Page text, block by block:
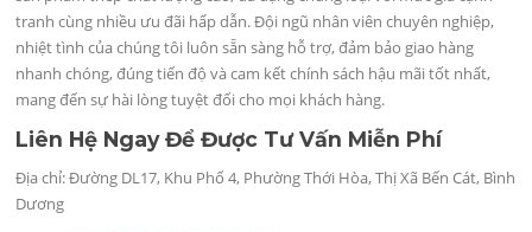
tranh cùng nhiều ưu đãi hấp dẫn. Đội ngũ nhân viên chuyên nghiệp,
nhiệt tình của chúng tôi luôn sẵn sàng hỗ trợ, đảm bảo giao hàng
nhanh chóng, đúng tiến độ và cam kết chính sách hậu mãi tốt nhất,
mang đến sự hài lòng tuyệt đối cho mọi khách hàng.
Liên Hệ Ngay Để Được Tư Vấn Miễn Phí
Địa chỉ: Đường DL17, Khu Phố 4, Phường Thới Hòa, Thị Xã Bến Cát, Bình
Dương